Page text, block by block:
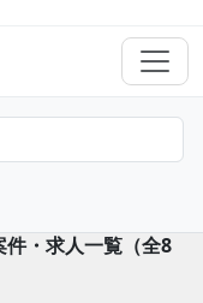
・求人一覧（全8